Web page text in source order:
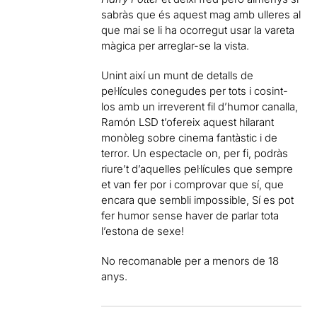
sabràs que és aquest mag amb ulleres al
que mai se li ha ocorregut usar la vareta
màgica per arreglar-se la vista.
Unint així un munt de detalls de
pel·lícules conegudes per tots i cosint-
los amb un irreverent fil d’humor canalla,
Ramón LSD t’ofereix aquest hilarant
monòleg sobre cinema fantàstic i de
terror. Un espectacle on, per fi, podràs
riure’t d’aquelles pel·lícules que sempre
et van fer por i comprovar que sí, que
encara que sembli impossible, Sí es pot
fer humor sense haver de parlar tota
l’estona de sexe!
No recomanable per a menors de 18
anys.